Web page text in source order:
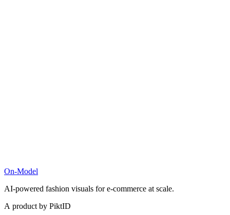
On-Model
AI-powered fashion visuals for e-commerce at scale.
A product by PiktID